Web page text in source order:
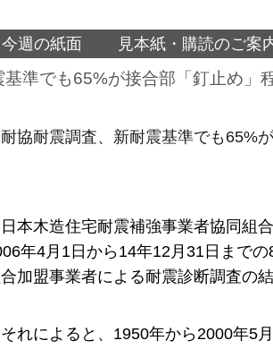
今週の紙面 見本紙・購読のご案
準でも65%が接合部「釘止め」
協耐震調査、新耐震基準でも65%
日本木造住宅耐震補強事業者協同組
年4月1日から14年12月31日まで
加盟事業者による耐震診断調査の結
それによると、1950年から2000年5